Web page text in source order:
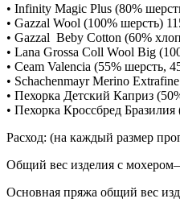
• Infinity Magic Plus (80%
• Gazzal Wool (100% шерсть)
• Gazzal Beby Cotton (60%
• Lana Grossa Coll Wool Big
• Ceam Valencia (55% шерсть,
• SchachenmayrMerino Extrafine
• Пехорка Детский Каприз
• Пехорка Кроссбред Бразилия
Расход: (на каждый размер
Общий вес изделия с мохером–
Основная пряжа общий вес